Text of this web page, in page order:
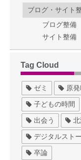
ブログ・サイト
ブログ整備
サイト整備
Tag Cloud
ゼミ 原
子どもの時間
出会う
デジタルスト
卒論